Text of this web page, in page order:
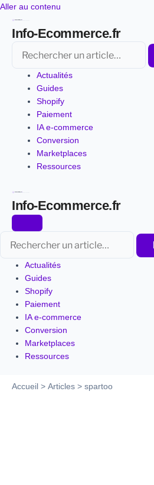
Aller au contenu
contenu
Info-Ecommerce.fr
Actualités
Guides
Shopify
Paiement
IA e-commerce
Conversion
Marketplaces
Ressources
Info-Ecommerce.fr
Actualités
Guides
Shopify
Paiement
IA e-commerce
Conversion
Marketplaces
Ressources
Accueil Articles spartoo